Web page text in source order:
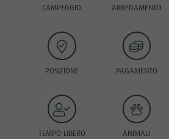
CAMPEGGIO ARREDAMENTO
POSIZIONE PAGAMENTO
TEMPO LIBERO ANIMALI